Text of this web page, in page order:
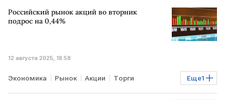
РФ Аляска Богдан Зварич Мосбиржа
ПСБ "БКС Мир инвестиций"
Российский рынок акций во вторник
подрос на 0,44%
12 августа 2025, 18:58
Еще1
Экономика Рынок Акции Торги
Мосбиржа РТС